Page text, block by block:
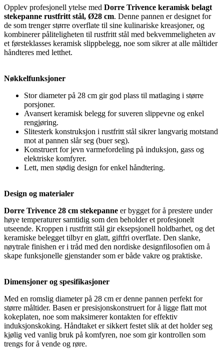
Opplev profesjonell ytelse med Dorre Trivence keramisk belagt
stekepanne rustfritt stål, Ø28 cm. Denne pannen er designet for
de som trenger større overflate til sine kulinariske kreasjoner, og
kombinerer påliteligheten til rustfritt stål med bekvemmeligheten av
et førsteklasses keramisk slippbelegg, noe som sikrer at alle måltider
håndteres med letthet.
Nøkkelfunksjoner
Stor diameter på 28 cm gir god plass til matlaging i større
porsjoner.
Avansert keramisk belegg for suveren slippevne og enkel
rengjøring.
Slitesterk konstruksjon i rustfritt stål sikrer langvarig motstand
mot at pannen slår seg (buer seg).
Konstruert for jevn varmefordeling på induksjon, gass og
elektriske komfyrer.
Lett, men stødig design for enkel håndtering.
Design og materialer
Dorre Trivence 28 cm stekepanne er bygget for å prestere under
høye temperaturer samtidig som den beholder et profesjonelt
utseende. Kroppen i rustfritt stål gir eksepsjonell holdbarhet, og det
keramiske belegget tilbyr en glatt, giftfri overflate. Den slanke,
nøytrale finishen er i tråd med den nordiske designfilosofien om å
skape funksjonelle gjenstander som er både vakre og praktiske.
Dimensjoner og spesifikasjoner
Med en romslig diameter på 28 cm er denne pannen perfekt for
større måltider. Basen er presisjonskonstruert for å ligge flatt mot
kokeplaten, noe som maksimerer kontakten for effektiv
induksjonskoking. Håndtaket er sikkert festet slik at det holder seg
kjølig ved vanlig bruk på komfyren, noe som gir kontrollen som
trengs for å vende og røre.